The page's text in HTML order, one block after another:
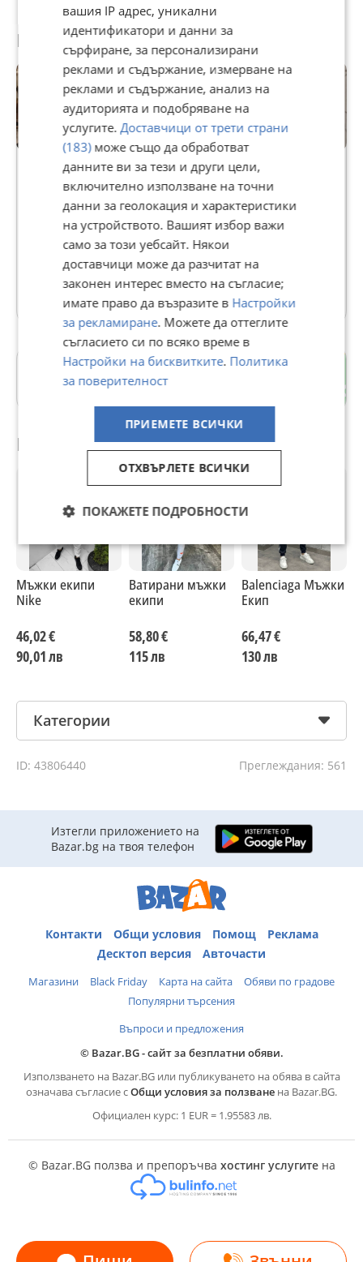
Потребител
Premium
GRAND LUXE
В Bazar.BG от 22 април 2022г.
Последно активен днес в 10:22 ч.
28727 Обяви
гр. София
София-град
Препоръчани за теб
Мъжки екипи
Nike
46,02 €
90,01 лв
Ватирани мъжки
екипи
58,80 €
115 лв
Balenciaga Мъжки
Екип
66,47 €
130 лв
Категории
ID: 43806440 Преглеждания: 561
Изтегли приложението на
Bazar.bg на твоя телефон
Контакти Общи условия Помощ
Реклама
Десктоп версия
Авточасти
Магазини Black Friday Карта на сайта
Обяви по градове
Популярни търсения
Въпроси и предложения
© Bazar.BG - сайт за безплатни обяви.
Използването на Bazar.BG или публикуването на обява в сайта
означава съгласие сОбщи условия за ползване на Bazar.BG.
Официален курс: 1 EUR = 1.95583 лв.
© Bazar.BG ползва и препоръчва хостинг услугитена
вашия IP адрес, уникални
идентификатори и данни за
сърфиране, за персонализирани
реклами и съдържание, измерване на
реклами и съдържание, анализ на
аудиторията и подобряване на
услугите.Доставчици от трети страни
(183)може също да обработват
данните ви за тези и други цели,
включително използване на точни
данни за геолокация и характеристики
на устройството. Вашият избор важи
само за този уебсайт. Някои
доставчици може да разчитат на
законен интерес вместо на съгласие;
имате право да възразите в Настройки
за рекламиране. Можете да оттеглите
съгласието си по всяко време в
Настройки на бисквитките. Политика
за поверителност
ПРИЕМЕТЕ ВСИЧКИ
ОТХВЪРЛЕТЕ ВСИЧКИ
ПОКАЖЕТЕ ПОДРОБНОСТИ